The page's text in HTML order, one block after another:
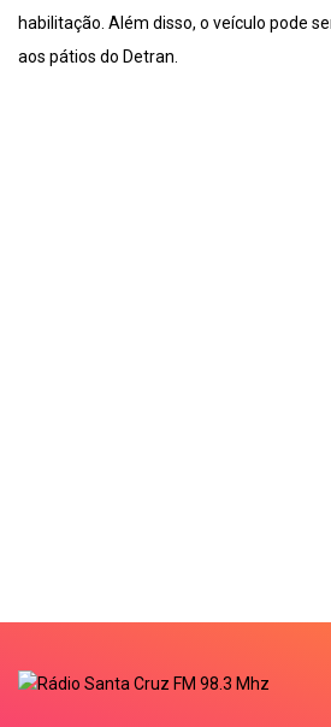
habilitação. Além disso, o veículo pode
aos pátios do Detran.